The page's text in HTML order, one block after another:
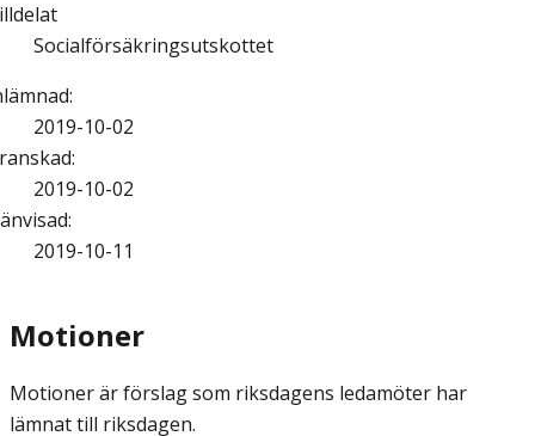
Socialförsäkringsutskottet
:
2019-10-02
:
2019-10-02
:
2019-10-11
Motioner
Motioner är förslag som riksdagens ledamöter har
lämnat till riksdagen.